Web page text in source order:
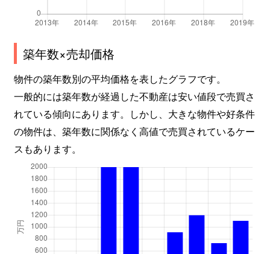
築年数×売却価格
物件の築年数別の平均価格を表したグラフです。
一般的には築年数が経過した不動産は安い値段で売買さ
れている傾向にあります。しかし、大きな物件や好条件
の物件は、築年数に関係なく高値で売買されているケー
スもあります。